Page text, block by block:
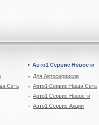
Сеть
Авто1 Сервис Новости
Для Автосервисов
Авто1 Сервис Наша Сеть
Авто1 Сервис Новости
Авто1 Сервис Акции